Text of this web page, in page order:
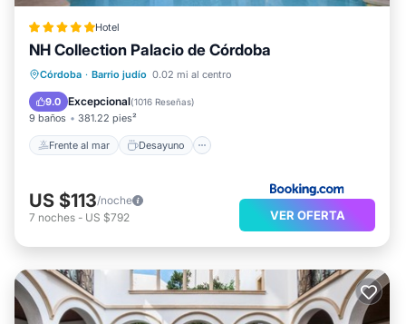
Hotel
NH Collection Palacio de Córdoba
Córdoba · Barrio judío 0.02 mi al centro
9.0 Excepcional(1016 Reseñas)
9 baños 381.22 pies²
Frente al mar Desayuno
Frente al mar
Desayuno
Aparcamiento
Piscina
US $113/noche
7 noches - US $792 VER OFERTA